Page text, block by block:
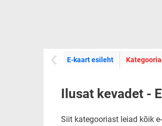
E-kaart esileht E-
Ilusat kevadet -
Siit kategooriast leiad kõik